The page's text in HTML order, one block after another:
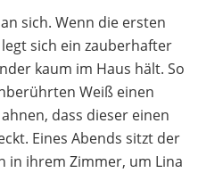
sich. Wenn die ersten
sich ein zauberhafter
kaum im Haus hält. So
Weiß einen
dass dieser einen
Eines Abends sitzt der
in ihrem Zimmer, um Lina